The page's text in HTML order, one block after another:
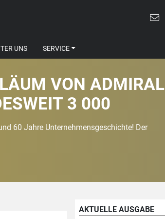
UNS SERVICE
VON ADMIRAL
3 000
60 Jahre Unternehmensgeschichte! Der
AKTUELLE AUSGABE